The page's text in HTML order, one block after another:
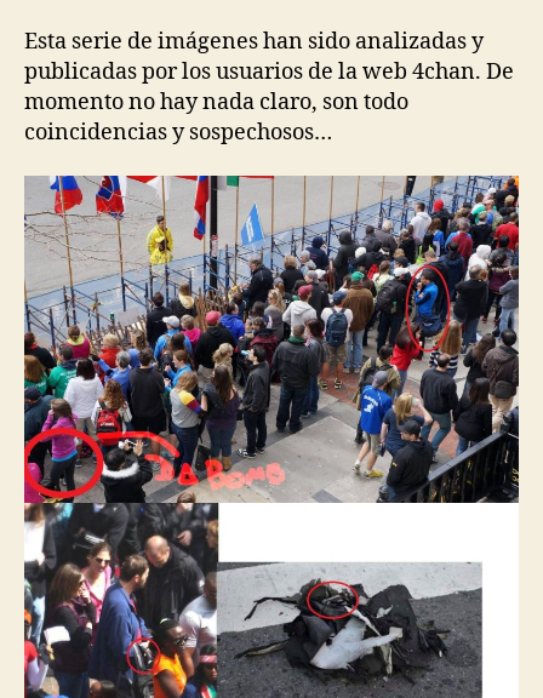
Esta serie de imágenes han sido analizadas y
publicadas por los usuarios de la web 4chan. De
momento no hay nada claro, son todo
coincidencias y sospechosos…